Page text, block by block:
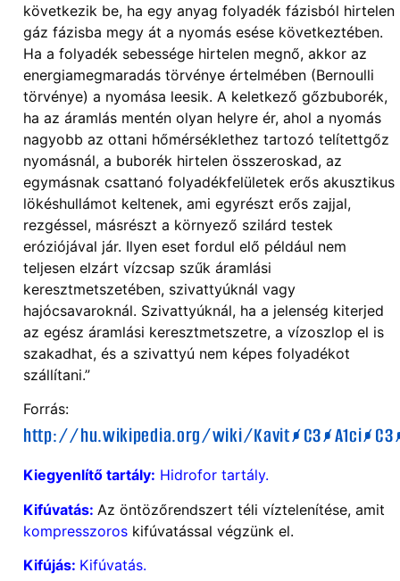
következik be, ha egy anyag folyadék fázisból hirtelen
gáz fázisba megy át a nyomás esése következtében.
Ha a folyadék sebessége hirtelen megnő, akkor az
energiamegmaradás törvénye értelmében (Bernoulli
törvénye) a nyomása leesik. A keletkező gőzbuborék,
ha az áramlás mentén olyan helyre ér, ahol a nyomás
nagyobb az ottani hőmérséklethez tartozó telítettgőz
nyomásnál, a buborék hirtelen összeroskad, az
egymásnak csattanó folyadékfelületek erős akusztikus
lökéshullámot keltenek, ami egyrészt erős zajjal,
rezgéssel, másrészt a környező szilárd testek
eróziójával jár. Ilyen eset fordul elő például nem
teljesen elzárt vízcsap szűk áramlási
keresztmetszetében, szivattyúknál vagy
hajócsavaroknál. Szivattyúknál, ha a jelenség kiterjed
az egész áramlási keresztmetszetre, a vízoszlop el is
szakadhat, és a szivattyú nem képes folyadékot
szállítani.”
Forrás:
http://hu.wikipedia.org/wiki/
Kiegyenlítő tartály: Hidrofor tartály.
Kifúvatás: Az öntözőrendszert téli víztelenítése, amit
kompresszoros kifúvatással végzünk el.
Kifújás: Kifúvatás.